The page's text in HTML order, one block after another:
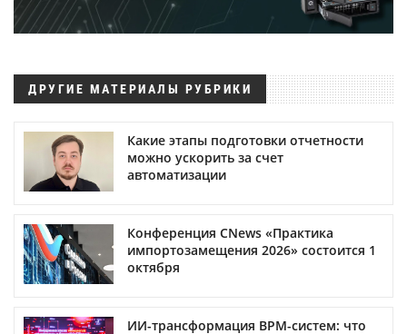
ДРУГИЕ МАТЕРИАЛЫ РУБРИКИ
Какие этапы подготовки отчетности
можно ускорить за счет
автоматизации
Конференция CNews «Практика
импортозамещения 2026» состоится 1
октября
ИИ-трансформация BPM-систем: что